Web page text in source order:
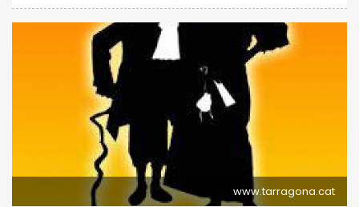
www.tarragona.cat